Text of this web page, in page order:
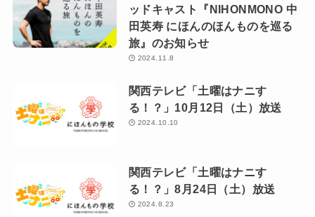
ッドキャスト『NIHONMONO 中
田英寿 にほんのほんものを巡る
旅』のお知らせ
2024.11.8
関西テレビ「土曜はナニす
る！？」10月12日（土）放送
2024.10.10
関西テレビ「土曜はナニす
る！？」8月24日（土）放送
2024.8.23